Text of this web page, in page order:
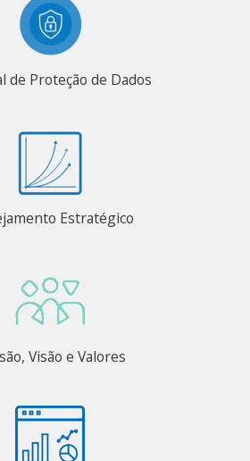
de Proteção de Dados
Estratégico
Visão e Valores